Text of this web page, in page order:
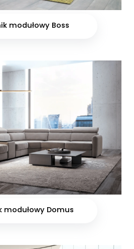
modułowy Boss
modułowy Domus